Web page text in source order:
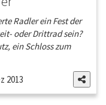
Radler ein Fest der
oder Drittrad sein?
ein Schloss zum
2013